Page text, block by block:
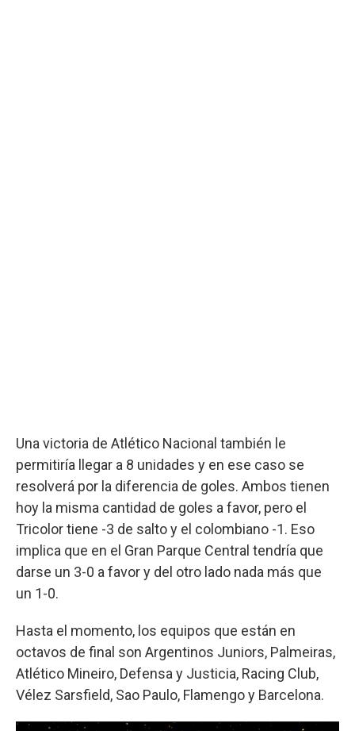
Una victoria de Atlético Nacional también le
permitiría llegar a 8 unidades y en ese caso se
resolverá por la diferencia de goles. Ambos tienen
hoy la misma cantidad de goles a favor, pero el
Tricolor tiene -3 de salto y el colombiano -1. Eso
implica que en el Gran Parque Central tendría que
darse un 3-0 a favor y del otro lado nada más que
un 1-0.
Hasta el momento, los equipos que están en
octavos de final son Argentinos Juniors, Palmeiras,
Atlético Mineiro, Defensa y Justicia, Racing Club,
Vélez Sarsfield, Sao Paulo, Flamengo y Barcelona.